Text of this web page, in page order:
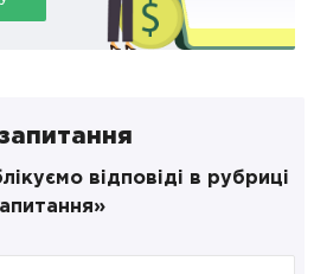
відповіді в рубриці